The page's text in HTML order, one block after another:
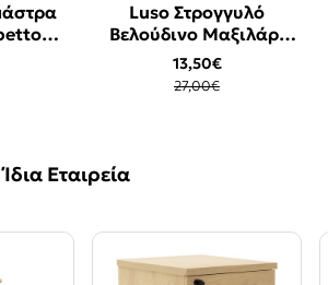
-50% -50%
Luso Στρογγυλό
Βελούδινο Μαξιλάρι
Γκρι 45x45cm
13,50€
27,00€
Ίδια Εταιρεία